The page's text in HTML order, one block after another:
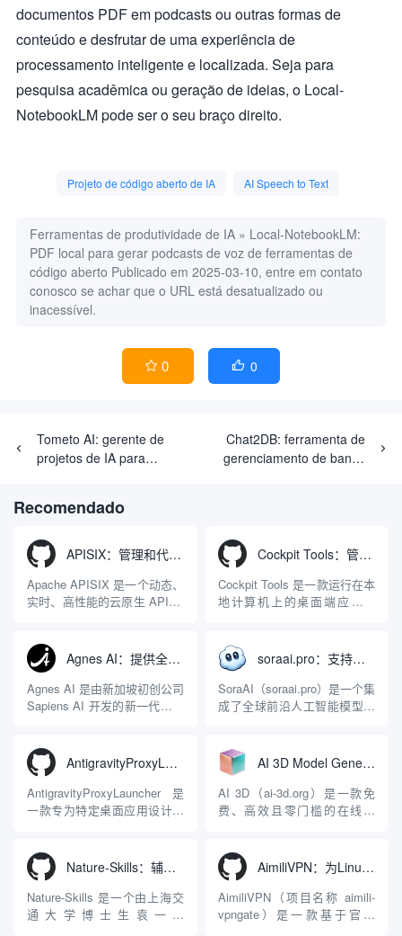
documentos PDF em podcasts ou outras formas de
conteúdo e desfrutar de uma experiência de
processamento inteligente e localizada. Seja para
pesquisa acadêmica ou geração de ideias, o Local-
NotebookLM pode ser o seu braço direito.
Projeto de código aberto de IA AI Speech to Text
Ferramentas de produtividade de IA » Local-NotebookLM:
PDF local para gerar podcasts de voz de ferramentas de
código aberto Publicado em 2025-03-10, entre em contato
conosco se achar que o URL está desatualizado ou
inacessível.
 0  0
Tometo AI: gerente de
projetos de IA para
cronograma
Chat2DB: ferramenta de
gerenciamento de banco
Recomendado
APISIX：管理和代理API及大模型流量的高性能网关
Apache APISIX 是一个动态、
实时、高性能的云原生 API 网
LuaJIT 构建，并在 2019 年作
为顶级开源项目捐赠给
Apache 软件基金会。APISIX
彻底摒...
Cockpit Tools：管理多个AI编程IDE账号与配置多开独立实例的本地桌面应用
Cockpit Tools 是一款运行在本
地计算机上的桌面端应用程
程助手的账号与运行环境而设
计。它目前支持包括
Antigravity IDE、Codex、
GitHub Copilo...
Agnes AI：提供全模态模型免费API、支持图文视频生成与复杂工程执行的智能体平台
Agnes AI 是由新加坡初创公司
Sapiens AI 开发的新一代多模
限制，提供集文本、图像、视
频生成于一体的“全模态”大模
型能力。平台的核心产品矩阵
包括主打自动化工作流的
soraai.pro：支持多模型文字转视频和图像生成的在线创作工具
SoraAI（soraai.pro）是一个集
成了全球前沿人工智能模型的
者、营销人员及广大用户提供
一站式、开箱即用的视觉内容
生成解决方案。网站的核心优
势在于其强大的多模型聚合能
AntigravityProxyLauncher：免TUN全局代理使用Antigravity IDE
AntigravityProxyLauncher 是
一款专为特定桌面应用设计的
Windows 平台。当用户使用桌
面版 Gemini 客户端或
Antigravity IDE ...
AI 3D Model Generator：通过文本和图像快速生成3D模型的在线工具
AI 3D（ai-3d.org）是一款免
费、高效且零门槛的在线AI
动Seed 3D两大行业领先的AI
模型架构，致力于帮助用户无
需掌握复杂的3D拓扑知识或昂
贵的专业软件，即可在...
Nature-Skills：辅助撰写学术论文和绘制科研图表的智能体插件
Nature-Skills 是一个由上海交
通大学博士生袁一哲
AimiliVPN：为Linux提供纯净出站家庭IP的VPN代理网关
AimiliVPN（项目名称 aimili-
vpngate）是一款基于官方